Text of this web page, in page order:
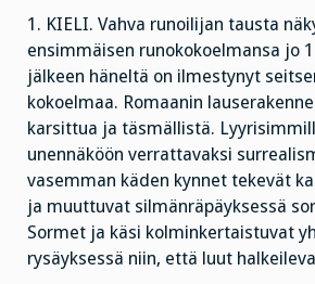
1. KIELI. Vahva runoilijan tausta
ensimmäisen runokokoelmansa jo
jälkeen häneltä on ilmestynyt
kokoelmaa. Romaanin
karsittua ja täsmällistä.
unennäköön verrattavaksi
vasemman käden kynnet tekevät
ja muuttuvat silmänräpäyksessä
Sormet ja käsi kolminkertaistuvat
rysäyksessä niin, että luut